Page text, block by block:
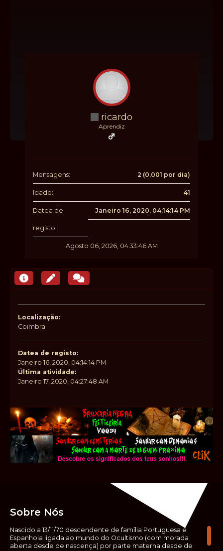
ricardo
Aprendiz
Mensagens: 2 (0,001 por dia)
Idade: 41
Datea de
registo:
Janeiro 16, 2020, 04:14:14 PM
Agosto 06, 2026, 04:33:46 AM
Localização:
Coimbra
Datea de registo:
Janeiro 16, 2020, 04:14:14 PM
Última atividade:
Janeiro 17, 2020, 04:27:48 AM
Sobre Nós
Nascido a 13/11/70 descendente de família Portuguesa e
Espanhola ligada ao mundo do Ocultismo (com morada
aberta desde de nascença) por parte materna,desde de